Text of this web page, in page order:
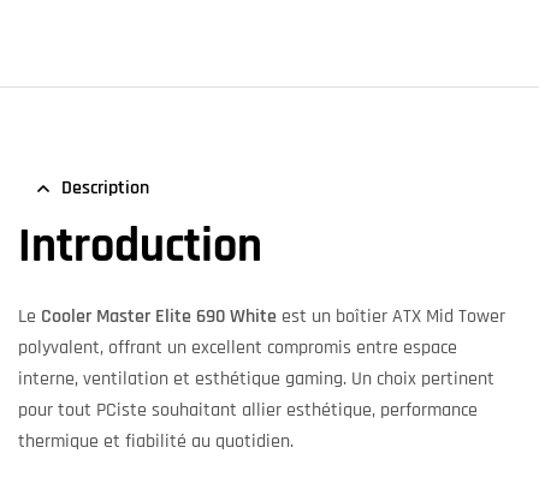
Description
Introduction
Le Cooler Master Elite 690 White est un boîtier ATX Mid Tower
polyvalent, offrant un excellent compromis entre espace
interne, ventilation et esthétique gaming. Un choix pertinent
pour tout PCiste souhaitant allier esthétique, performance
thermique et fiabilité au quotidien.